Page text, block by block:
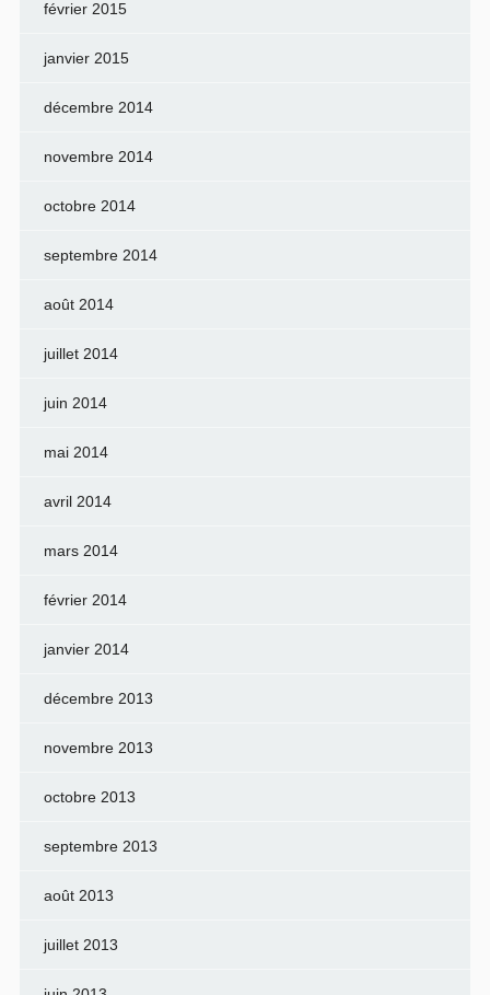
février 2015
janvier 2015
décembre 2014
novembre 2014
octobre 2014
septembre 2014
août 2014
juillet 2014
juin 2014
mai 2014
avril 2014
mars 2014
février 2014
janvier 2014
décembre 2013
novembre 2013
octobre 2013
septembre 2013
août 2013
juillet 2013